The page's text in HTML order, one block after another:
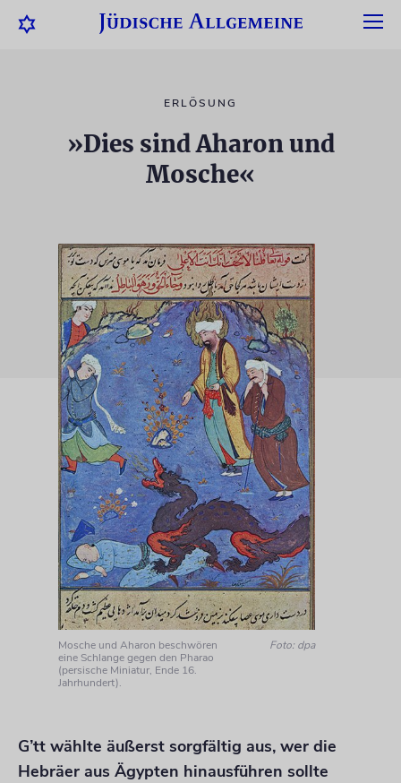
ERLÖSUNG
»Dies sind Aharon und
Mosche«
Mosche und Aharon beschwören
eine Schlange gegen den Pharao
(persische Miniatur, Ende 16.
Jahrhundert).
Foto: dpa
G’tt wählte äußerst sorgfältig aus, wer die
Hebräer aus Ägypten hinausführen sollte